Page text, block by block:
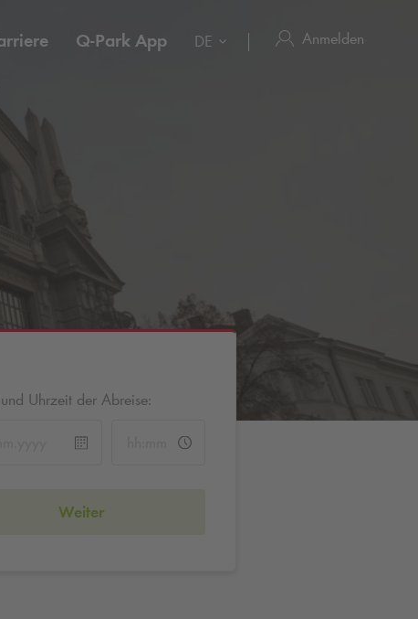
Q-Park App DE Anmelden
Uhrzeit der Abreise:
Weiter